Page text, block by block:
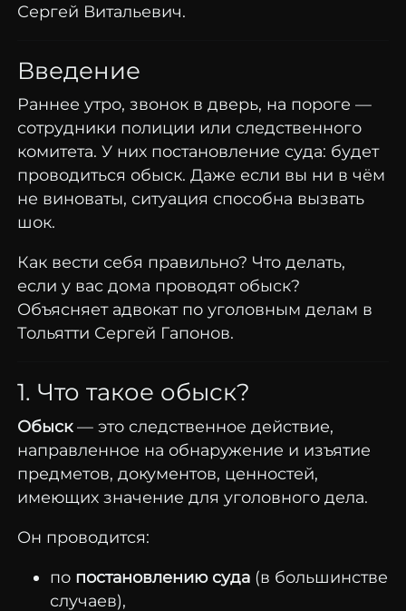
Сергей Витальевич.
Введение
Раннее утро, звонок в дверь, на пороге —
сотрудники полиции или следственного
комитета. У них постановление суда: будет
проводиться обыск. Даже если вы ни в чём
не виноваты, ситуация способна вызвать
шок.
Как вести себя правильно? Что делать,
если у вас дома проводят обыск?
Объясняет адвокат по уголовным делам в
Тольятти Сергей Гапонов.
1. Что такое обыск?
Обыск— это следственное действие,
направленное на обнаружение и изъятие
предметов, документов, ценностей,
имеющих значение для уголовного дела.
Он проводится:
по постановлению суда(в большинстве
случаев),